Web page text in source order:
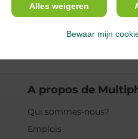
A propos de
Qui sommes-nous?
Emplois
Alles weigeren
Bewaar mijn